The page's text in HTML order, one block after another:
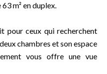
m² en duplex.
pour ceux qui recherchent
chambres et son espace
vous offre une vue